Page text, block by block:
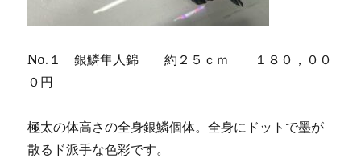
No.１ 銀鱗隼人錦 約２５ｃｍ １８０，００
０円
極太の体高さの全身銀鱗個体。全身にドットで墨が
散るド派手な色彩です。